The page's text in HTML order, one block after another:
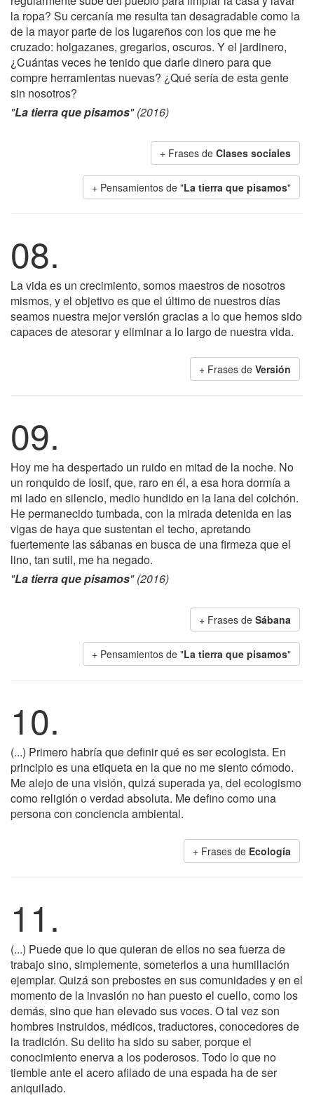
la ropa? Su cercanía me resulta tan desagradable como la
de la mayor parte de los lugareños con los que me he
cruzado: holgazanes, gregarios, oscuros. Y el jardinero,
¿Cuántas veces he tenido que darle dinero para que
compre herramientas nuevas? ¿Qué sería de esta gente
sin nosotros?
"La tierra que pisamos" (2016)
+ Frases de Clases sociales
+ Pensamientos de "La tierra que pisamos"
08.
La vida es un crecimiento, somos maestros de nosotros
mismos, y el objetivo es que el último de nuestros días
seamos nuestra mejor versión gracias a lo que hemos sido
capaces de atesorar y eliminar a lo largo de nuestra vida.
+ Frases de Versión
09.
Hoy me ha despertado un ruido en mitad de la noche. No
un ronquido de Iosif, que, raro en él, a esa hora dormía a
mi lado en silencio, medio hundido en la lana del colchón.
He permanecido tumbada, con la mirada detenida en las
vigas de haya que sustentan el techo, apretando
fuertemente las sábanas en busca de una firmeza que el
lino, tan sutil, me ha negado.
"La tierra que pisamos" (2016)
+ Frases de Sábana
+ Pensamientos de "La tierra que pisamos"
10.
(...) Primero habría que definir qué es ser ecologista. En
principio es una etiqueta en la que no me siento cómodo.
Me alejo de una visión, quizá superada ya, del ecologismo
como religión o verdad absoluta. Me defino como una
persona con conciencia ambiental.
+ Frases de Ecología
11.
(...) Puede que lo que quieran de ellos no sea fuerza de
trabajo sino, simplemente, someterlos a una humillación
ejemplar. Quizá son prebostes en sus comunidades y en el
momento de la invasión no han puesto el cuello, como los
demás, sino que han elevado sus voces. O tal vez son
hombres instruidos, médicos, traductores, conocedores de
la tradición. Su delito ha sido su saber, porque el
conocimiento enerva a los poderosos. Todo lo que no
tiemble ante el acero afilado de una espada ha de ser
aniquilado.